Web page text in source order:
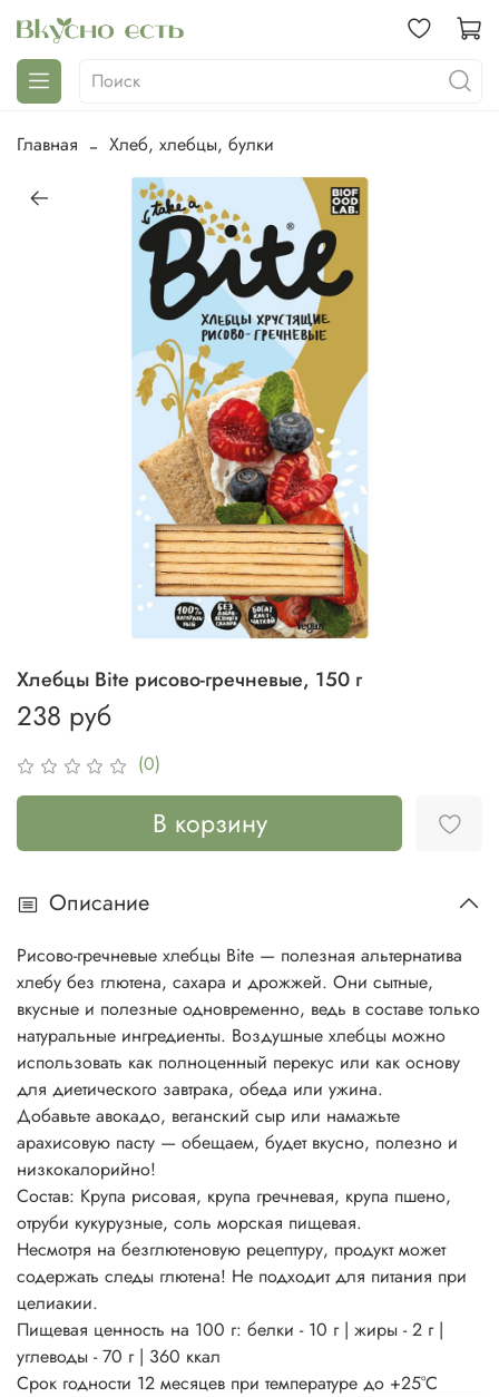
Главная Хлеб, хлебцы, булки
(0)
Хлебцы Bite рисово-гречневые, 150 г
238 руб
В корзину
Описание
Рисово-гречневые хлебцы Bite — полезная альтернатива
хлебу без глютена, сахара и дрожжей. Они сытные,
вкусные и полезные одновременно, ведь в составе только
натуральные ингредиенты. Воздушные хлебцы можно
использовать как полноценный перекус или как основу
для диетического завтрака, обеда или ужина.
Добавьте авокадо, веганский сыр или намажьте
арахисовую пасту — обещаем, будет вкусно, полезно и
низкокалорийно!
Состав: Крупа рисовая, крупа гречневая, крупа пшено,
отруби кукурузные, соль морская пищевая.
Несмотря на безглютеновую рецептуру, продукт может
содержать следы глютена! Не подходит для питания при
целиакии.
Пищевая ценность на 100 г: белки - 10 г | жиры - 2 г |
углеводы - 70 г | 360 ккал
Срок годности 12 месяцев при температуре до +25°С